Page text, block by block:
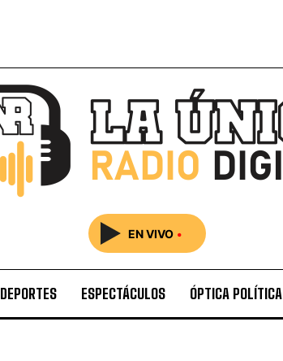
EN VIVO •
DEPORTES ESPECTÁCULOS ÓPTICA POLÍTICA